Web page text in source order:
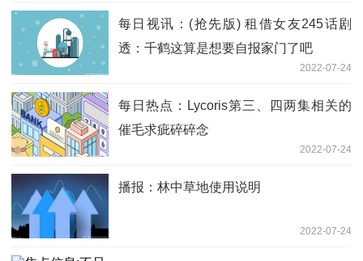
每日视讯：(抢先版) 租借女友245话剧
透：千鹤这算是想要自报家门了吧
2022-07-24
每日热点：Lycoris第三、四两集相关的
催毛求疵碎碎念
2022-07-24
播报：林中草地使用说明
2022-07-24